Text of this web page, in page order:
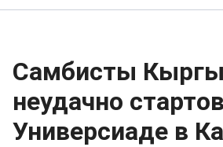
Самбисты
неудачно
Универсиаде в